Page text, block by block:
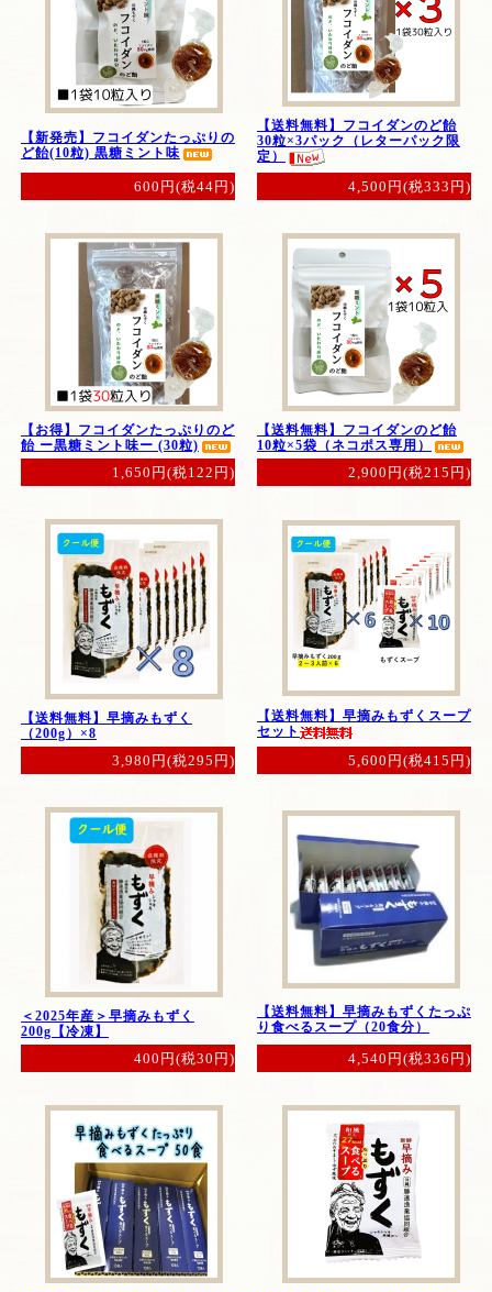
【新発売】フコイダンたっぷりの
ど飴(10粒) 黒糖ミント味
600円(税44円)
【送料無料】フコイダンのど飴
30粒×3パック（レターパック限
定）
4,500円(税333円)
【お得】フコイダンたっぷりのど
飴 ー黒糖ミント味ー (30粒)
1,650円(税122円)
【送料無料】フコイダンのど飴
10粒×5袋（ネコポス専用）
2,900円(税215円)
【送料無料】早摘みもずく
（200g）×8
3,980円(税295円)
【送料無料】早摘みもずくスープ
セット
5,600円(税415円)
＜2025年産＞早摘みもずく
200g【冷凍】
400円(税30円)
【送料無料】早摘みもずくたっぷ
り食べるスープ（20食分）
4,540円(税336円)